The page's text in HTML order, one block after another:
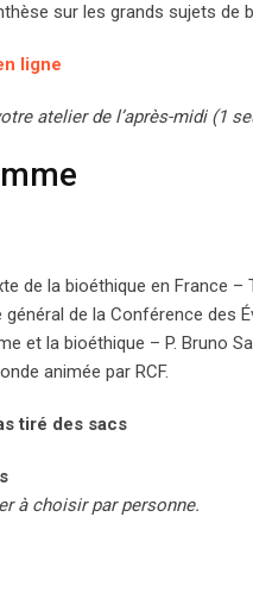
sur les grands sujets de
ligne
atelier de l’après-midi (1
de la bioéthique en France –
général de la Conférence des
et la bioéthique – P. Bruno
animée par RCF.
tiré des sacs
à choisir par personne.